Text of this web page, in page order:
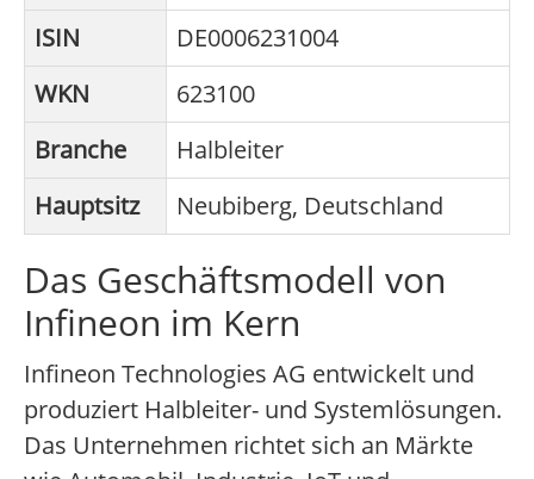
ISIN
DE0006231004
WKN
623100
Branche
Halbleiter
Hauptsitz
Neubiberg, Deutschland
Das Geschäftsmodell von
Infineon im Kern
Infineon Technologies AG entwickelt und
produziert Halbleiter- und Systemlösungen.
Das Unternehmen richtet sich an Märkte